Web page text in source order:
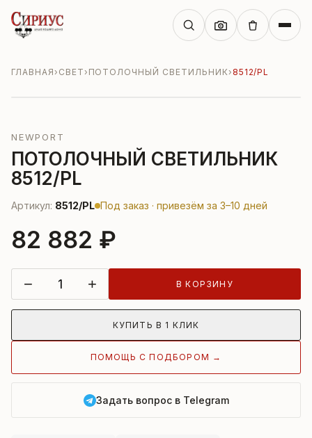
ГЛАВНАЯ› СВЕТ› ПОТОЛОЧНЫЙ СВЕТИЛЬНИК› 8512/PL
NEWPORT
ПОТОЛОЧНЫЙ СВЕТИЛЬНИК
8512/PL
Артикул: 8512/PL Под заказ · привезём за 3–10 дней
82 882 ₽
− + В КОРЗИНУ
КУПИТЬ В 1 КЛИК
ПОМОЩЬ С ПОДБОРОМ →
Задать вопрос в Telegram